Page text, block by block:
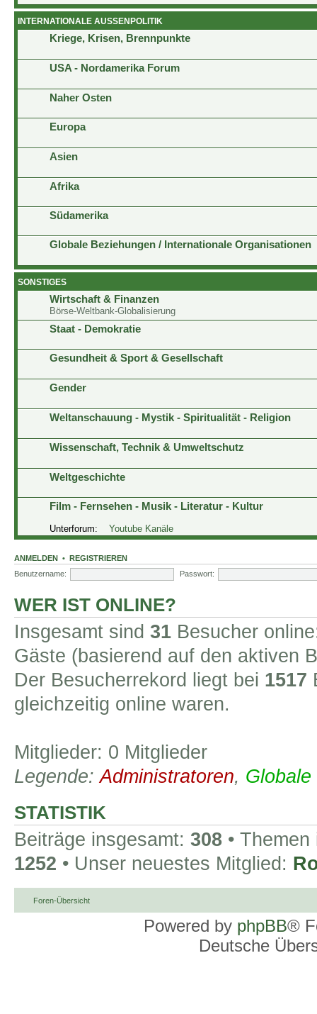
INTERNATIONALE AUSSENPOLITIK
Kriege, Krisen, Brennpunkte
USA - Nordamerika Forum
Naher Osten
Europa
Asien
Afrika
Südamerika
Globale Beziehungen / Internationale Organisationen
SONSTIGES
Wirtschaft & Finanzen
Börse-Weltbank-Globalisierung
Staat - Demokratie
Gesundheit & Sport & Gesellschaft
Gender
Weltanschauung - Mystik - Spiritualität - Religion
Wissenschaft, Technik & Umweltschutz
Weltgeschichte
Film - Fernsehen - Musik - Literatur - Kultur
Unterforum: Youtube Kanäle
ANMELDEN • REGISTRIEREN
Benutzername:
Passwort:
WER IST ONLINE?
Insgesamt sind 31 Besucher
Gäste (basierend auf den aktiven
Der Besucherrekord liegt bei 1517
gleichzeitig online waren.
Mitglieder: 0 Mitglieder
Legende:Administratoren,
STATISTIK
Beiträge insgesamt: 308 •
1252 • Unser neuestes Mitglied:
Foren-Übersicht
Powered by phpBB®
Deutsche